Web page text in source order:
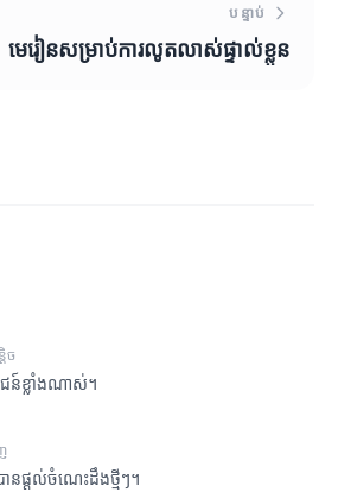
បន្ទាប់
មេរៀនសម្រាប់ការលូតលាស់ផ្ទាល់ខ្លួន
ច
ជន៍ខ្លាំងណាស់។
នផ្តល់ចំណេះដឹងថ្មីៗ។